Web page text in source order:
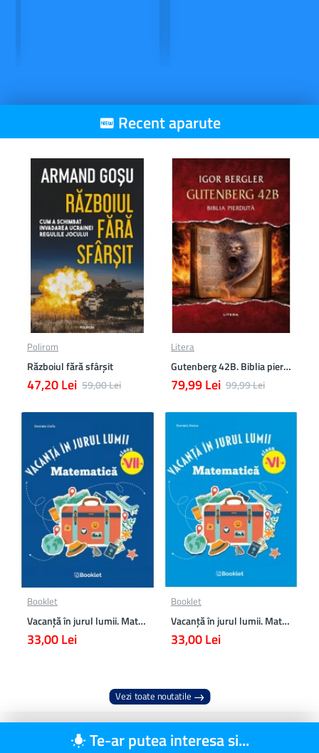
Recent aparute
Polirom
Războiul fără sfârşit
47,20 Lei 59,00 Lei
Litera
Gutenberg 42B. Biblia pierduta
79,99 Lei 99,99 Lei
Booklet
Vacanță în jurul lumii. Matematică clasa a VII-a – EDIȚIA 2026
33,00 Lei
Booklet
Vacanță în jurul lumii. Matematică clasa a VI-a – EDIȚIA 2026
33,00 Lei
Vezi toate noutatile
Te-ar putea interesa si...